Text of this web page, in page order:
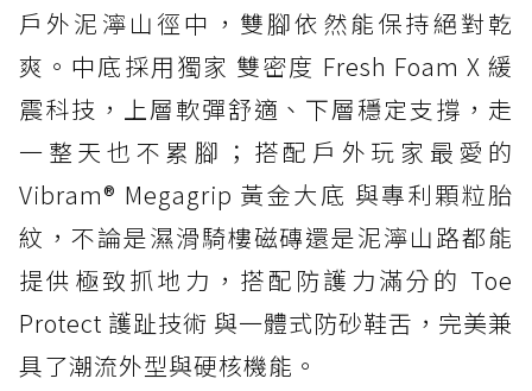
戶外泥濘山徑中，雙腳依然能保持絕對乾
爽。中底採用獨家 雙密度 Fresh Foam X 緩
震科技，上層軟彈舒適、下層穩定支撐，走
一整天也不累腳；搭配戶外玩家最愛的
Vibram® Megagrip 黃金大底 與專利顆粒胎
紋，不論是濕滑騎樓磁磚還是泥濘山路都能
提供極致抓地力，搭配防護力滿分的 Toe
Protect 護趾技術 與一體式防砂鞋舌，完美兼
具了潮流外型與硬核機能。